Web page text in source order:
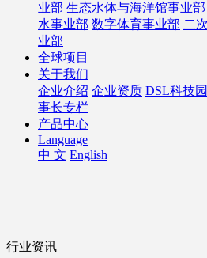
业部 生态水体与海洋馆事业部
水事业部 数字体育事业部 二
业部
全球项目
关于我们
企业介绍 企业资质 DSL科技园
事长专栏
产品中心
Language
中 文 English
行业资讯